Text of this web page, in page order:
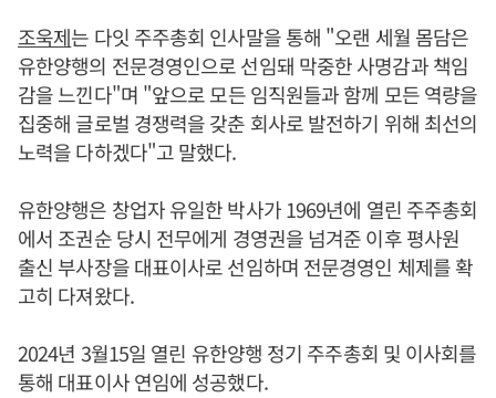
조욱제는 다잇 주주총회 인사말을 통해 "오랜 세월 몸담은
유한양행의 전문경영인으로 선임돼 막중한 사명감과 책임
감을 느낀다"며 "앞으로 모든 임직원들과 함께 모든 역량을
집중해 글로벌 경쟁력을 갖춘 회사로 발전하기 위해 최선의
노력을 다하겠다"고 말했다.
유한양행은 창업자 유일한 박사가 1969년에 열린 주주총회
에서 조권순 당시 전무에게 경영권을 넘겨준 이후 평사원
출신 부사장을 대표이사로 선임하며 전문경영인 체제를 확
고히 다져왔다.
2024년 3월15일 열린 유한양행 정기 주주총회 및 이사회를
통해 대표이사 연임에 성공했다.